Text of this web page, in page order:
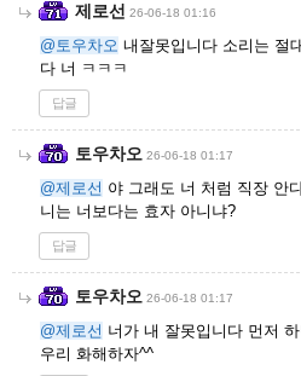
제로선 26-06-18 01:16
@토우차오 내잘못입니다 소리는 절
다 너 ㅋㅋㅋ
답글
토우차오 26-06-18 01:17
@제로선 야 그래도 너 처럼 직장 안
니는 너보다는 효자 아니냐?
답글
토우차오 26-06-18 01:17
@제로선 너가 내 잘못입니다 먼저
우리 화해하자^^